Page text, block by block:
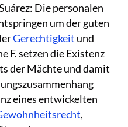
Die personalen
um der guten
Gerechtigkeit und
F. setzen die Existenz
der Mächte und damit
eines entwickelten
,